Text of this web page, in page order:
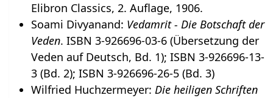
Elibron Classics, 2. Auflage, 1906.
Soami Divyanand: Vedamrit - Die Botschaft der
Veden. ISBN 3-926696-03-6 (Übersetzung der
Veden auf Deutsch, Bd. 1); ISBN 3-926696-13-
3 (Bd. 2); ISBN 3-926696-26-5 (Bd. 3)
Wilfried Huchzermeyer: Die heiligen Schriften